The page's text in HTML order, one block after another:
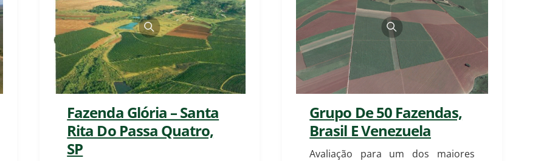
Fazenda Glória – Santa
Rita Do Passa Quatro,
SP
Grupo De 50 Fazendas,
Brasil E Venezuela
Avaliação para um dos maiores